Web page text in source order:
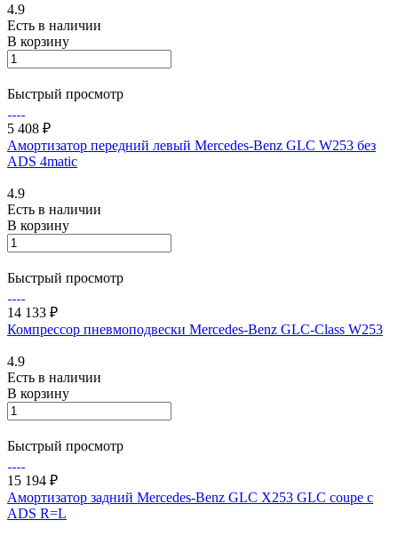
4.9
Есть в наличии
В корзину
Быстрый просмотр
5 408 ₽
Амортизатор передний левый Mercedes-Benz GLC W253 без
ADS 4matic
4.9
Есть в наличии
В корзину
Быстрый просмотр
14 133 ₽
Компрессор пневмоподвески Mercedes-Benz GLC-Class W253
4.9
Есть в наличии
В корзину
Быстрый просмотр
15 194 ₽
Амортизатор задний Mercedes-Benz GLC X253 GLC coupe с
ADS R=L